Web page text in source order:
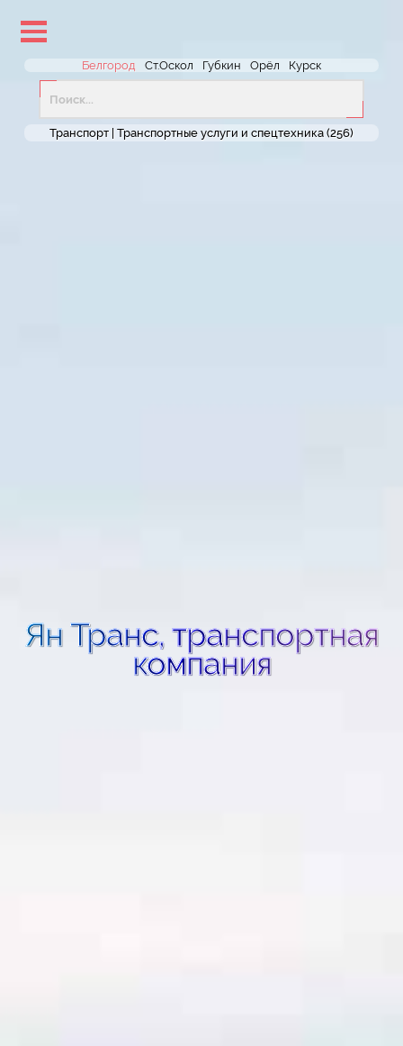
Белгород Ст.Оскол Губкин Орёл Курск
Транспорт | Транспортные услуги и спецтехника (256)
Ян Транс, транспортная
компания